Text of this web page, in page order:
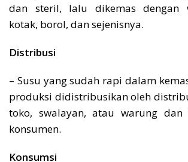
dan steril, lalu dikemas dengan
kotak, borol, dan sejenisnya.
Distribusi
– Susu yang sudah rapi dalam
produksi didistribusikan oleh
toko, swalayan, atau warung
konsumen.
Konsumsi